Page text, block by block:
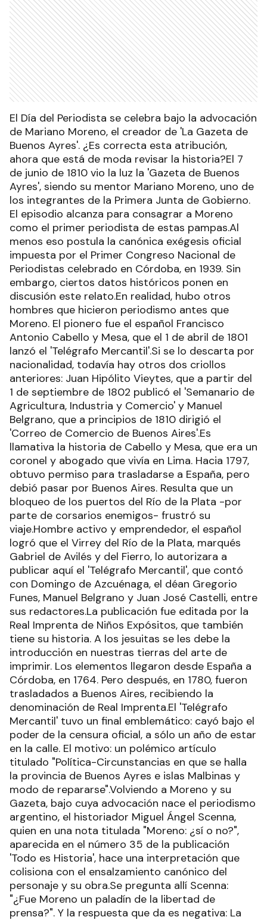
El Día del Periodista se celebra bajo la advocación
de Mariano Moreno, el creador de 'La Gazeta de
Buenos Ayres'. ¿Es correcta esta atribución,
ahora que está de moda revisar la historia?El 7
de junio de 1810 vio la luz la 'Gazeta de Buenos
Ayres', siendo su mentor Mariano Moreno, uno de
los integrantes de la Primera Junta de Gobierno.
El episodio alcanza para consagrar a Moreno
como el primer periodista de estas pampas.Al
menos eso postula la canónica exégesis oficial
impuesta por el Primer Congreso Nacional de
Periodistas celebrado en Córdoba, en 1939. Sin
embargo, ciertos datos históricos ponen en
discusión este relato.En realidad, hubo otros
hombres que hicieron periodismo antes que
Moreno. El pionero fue el español Francisco
Antonio Cabello y Mesa, que el 1 de abril de 1801
lanzó el 'Telégrafo Mercantil'.Si se lo descarta por
nacionalidad, todavía hay otros dos criollos
anteriores: Juan Hipólito Vieytes, que a partir del
1 de septiembre de 1802 publicó el 'Semanario de
Agricultura, Industria y Comercio' y Manuel
Belgrano, que a principios de 1810 dirigió el
'Correo de Comercio de Buenos Aires'.Es
llamativa la historia de Cabello y Mesa, que era un
coronel y abogado que vivía en Lima. Hacia 1797,
obtuvo permiso para trasladarse a España, pero
debió pasar por Buenos Aires. Resulta que un
bloqueo de los puertos del Río de la Plata -por
parte de corsarios enemigos- frustró su
viaje.Hombre activo y emprendedor, el español
logró que el Virrey del Río de la Plata, marqués
Gabriel de Avilés y del Fierro, lo autorizara a
publicar aquí el 'Telégrafo Mercantil', que contó
con Domingo de Azcuénaga, el déan Gregorio
Funes, Manuel Belgrano y Juan José Castelli, entre
sus redactores.La publicación fue editada por la
Real Imprenta de Niños Expósitos, que también
tiene su historia. A los jesuitas se les debe la
introducción en nuestras tierras del arte de
imprimir. Los elementos llegaron desde España a
Córdoba, en 1764. Pero después, en 1780, fueron
trasladados a Buenos Aires, recibiendo la
denominación de Real Imprenta.El 'Telégrafo
Mercantil' tuvo un final emblemático: cayó bajo el
poder de la censura oficial, a sólo un año de estar
en la calle. El motivo: un polémico artículo
titulado "Política-Circunstancias en que se halla
la provincia de Buenos Ayres e islas Malbinas y
modo de repararse".Volviendo a Moreno y su
Gazeta, bajo cuya advocación nace el periodismo
argentino, el historiador Miguel Ángel Scenna,
quien en una nota titulada "Moreno: ¿sí o no?",
aparecida en el número 35 de la publicación
'Todo es Historia', hace una interpretación que
colisiona con el ensalzamiento canónico del
personaje y su obra.Se pregunta allí Scenna:
"¿Fue Moreno un paladín de la libertad de
prensa?". Y la respuesta que da es negativa: La